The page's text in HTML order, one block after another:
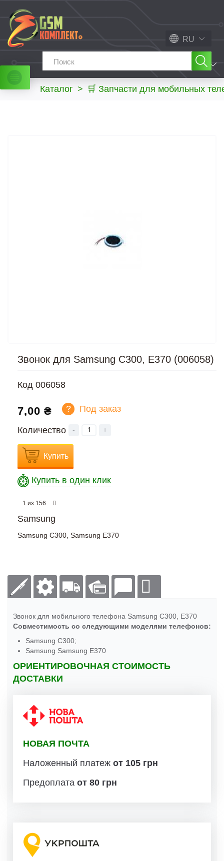
RU
МЕНЮ
Каталог > 🛒 Запчасти для мобильных
Звонок для Samsung C300, E370 (006058)
Код 006058
7,00 ₴ ? Под заказ
Количество - +
Купить
Купить в один клик
1 из 156
Samsung
Samsung C300 Samsung E370
Звонок для мобильного телефона Samsung C300, E370
Совместимость со следующими моделями телефонов:
Samsung C300;
Samsung Samsung E370
ОРИЕНТИРОВОЧНАЯ СТОИМОСТЬ
ДОСТАВКИ
НОВАЯ ПОЧТА
Наложенный платеж от 105 грн
Предоплата от 80 грн